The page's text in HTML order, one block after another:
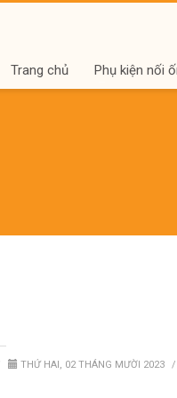
Trang chủ Phụ kiện nối
THỨ HAI, 02 THÁNG MƯỜI 2023 /